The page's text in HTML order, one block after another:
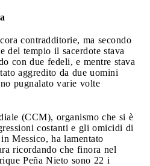
contradditorie, ma secondo
del tempio il sacerdote stava
con due fedeli, e mentre stava
aggredito da due uomini
pugnalato varie volte
(CCM), organismo che si è
costanti e gli omicidi di
Messico, ha lamentato
ricordando che finora nel
Peña Nieto sono 22 i